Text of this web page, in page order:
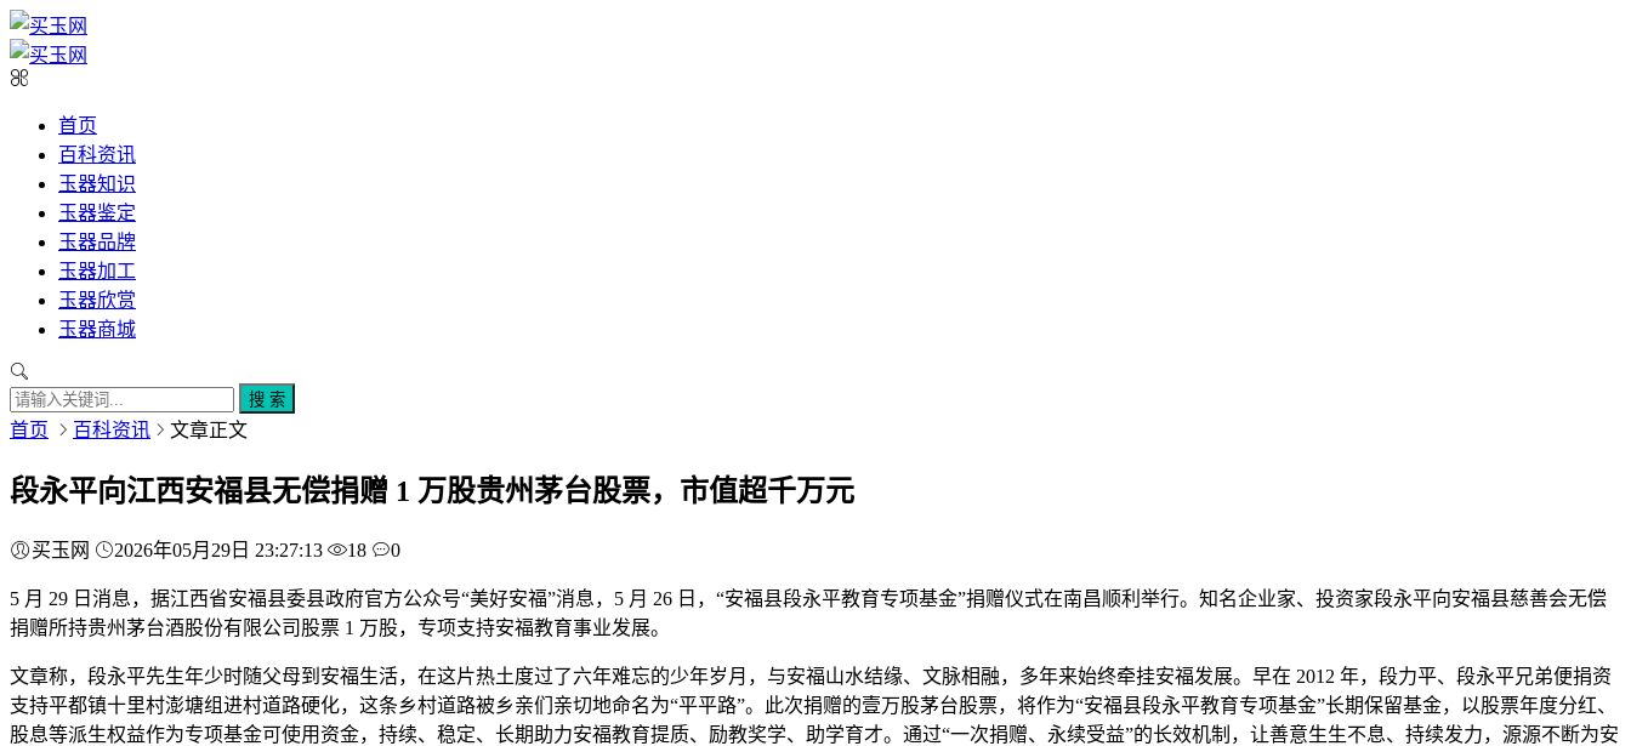
首页
百科资讯
玉器知识
玉器鉴定
玉器品牌
玉器加工
玉器欣赏
玉器商城
搜 索
首页 百科资讯 文章正文
段永平向江西安福县无偿捐赠 1 万股贵州茅台股票，市值超千万元
买玉网 2026年05月29日 23:27:13 18 0
5 月 29 日消息，据江西省安福县委县政府官方公众号“美好安福”消息，5 月 26 日，“安福县段永平教育专项基金”捐赠仪式在南昌顺利举行。知名企业家、投资家段永平向安福县慈善会无偿
捐赠所持贵州茅台酒股份有限公司股票 1 万股，专项支持安福教育事业发展。
文章称，段永平先生年少时随父母到安福生活，在这片热土度过了六年难忘的少年岁月，与安福山水结缘、文脉相融，多年来始终牵挂安福发展。早在 2012 年，段力平、段永平兄弟便捐资
支持平都镇十里村澎塘组进村道路硬化，这条乡村道路被乡亲们亲切地命名为“平平路”。此次捐赠的壹万股茅台股票，将作为“安福县段永平教育专项基金”长期保留基金，以股票年度分红、
股息等派生权益作为专项基金可使用资金，持续、稳定、长期助力安福教育提质、励教奖学、助学育才。通过“一次捐赠、永续受益”的长效机制，让善意生生不息、持续发力，源源不断为安